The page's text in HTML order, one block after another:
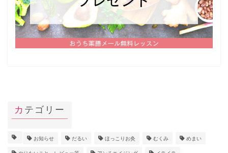
カテゴリー
お知らせ だるい ほっこりお灸 むくみ めまい